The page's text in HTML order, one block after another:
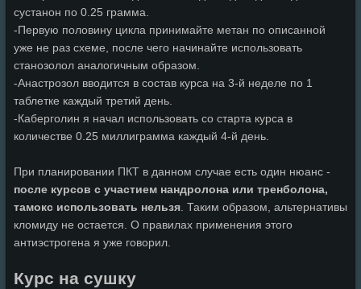
сустанон по 0.25 грамма.
-Первую половину цикла принимайте метан по описанной
уже не раз схеме, после чего начинайте использовать
станозолол аналогичным образом.
-Анастрозол вводится в состав курса на 3-й неделе по 1
таблетке каждый третий день.
-Каберголин я начал использовать со старта курса в
количестве 0.25 миллиграмма каждый 4-й день.
При планировании ПКТ в данном случае есть один нюанс -
после курсов с участием нандролона или тренболона,
тамокс использовать нельзя . Таким образом, альтернативы
кломиду не остается. О правилах применения этого
антиэстрогена я уже говорил.
Курс на сушку